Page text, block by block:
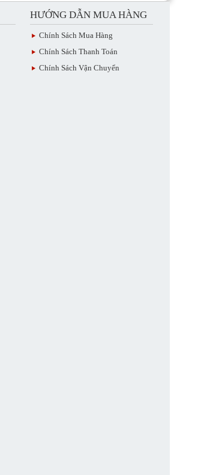
HƯỚNG DẪN MUA HÀNG
Chính Sách Mua Hàng
Chính Sách Thanh Toán
Chính Sách Vận Chuyển